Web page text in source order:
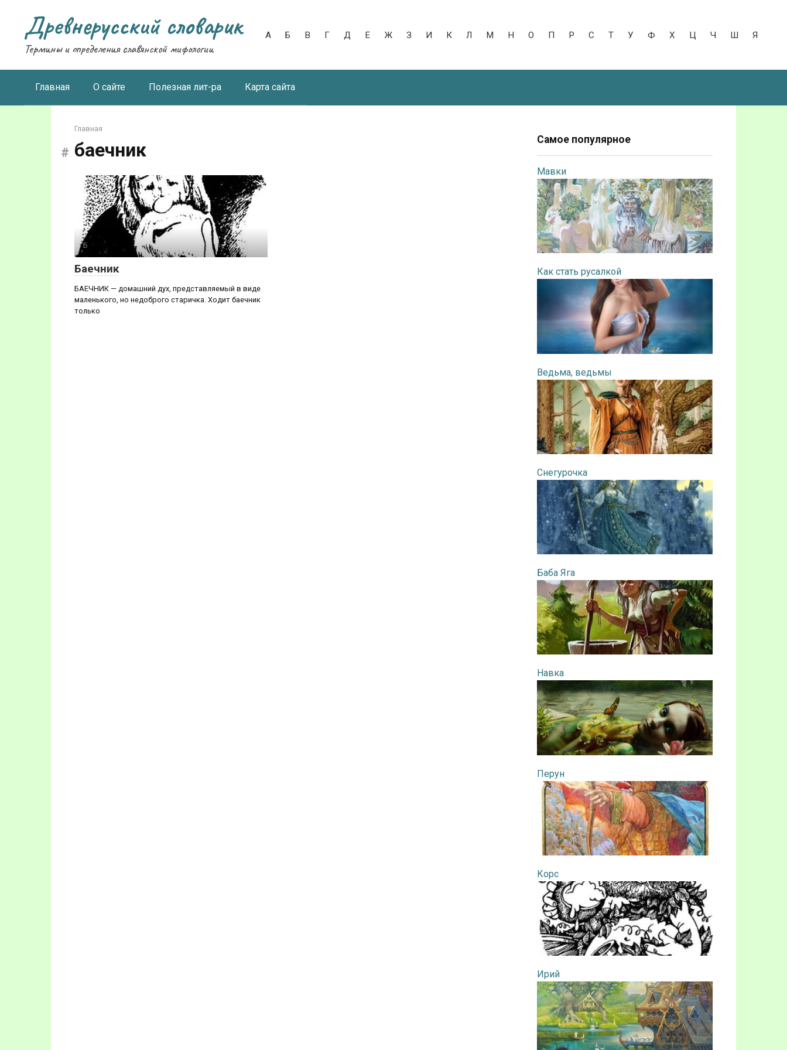
контентуДревнерусский словарик
Термины и определения славянской мифологии
А Б В Г Д Е Ж З И К Л М Н О П Р С Т У Ф Х Ц Ч Ш Я
Главная О сайте Полезная лит-ра Карта сайта
Главная
баечник
Б
Баечник
БАЕЧНИК — домашний дух, представляемый в виде
маленького, но недоброго старичка. Ходит баечник
только
Самое популярное
Мавки
Как стать русалкой
Ведьма, ведьмы
Снегурочка
Баба Яга
Навка
Перун
Корс
Ирий